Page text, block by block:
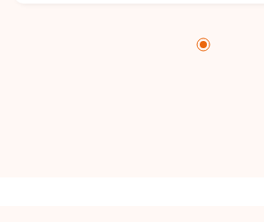
pronta para tirar suas dúvidas e te